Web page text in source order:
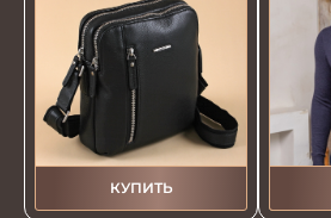
КУПИТЬ